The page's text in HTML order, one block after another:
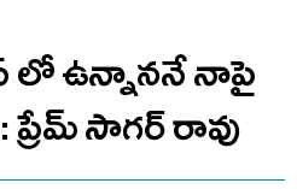
లో ఉన్నాననే నాపై
ప్రేమ్ సాగర్ రావు